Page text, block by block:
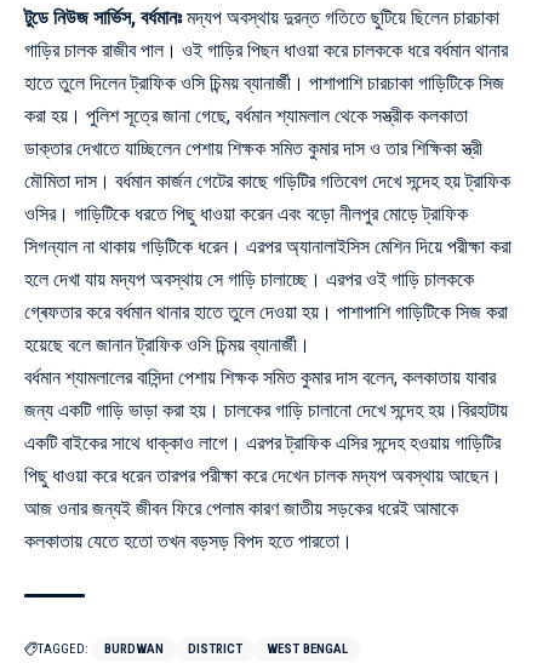
টুডে নিউজ সার্ভিস, বর্ধমানঃমদ্যপ অবস্থায় দুরন্ত গতিতে ছুটিয়ে ছিলেন চারচাকা
গাড়ির চালক রাজীব পাল। ওই গাড়ির পিছন ধাওয়া করে চালককে ধরে বর্ধমান থানার
হাতে তুলে দিলেন ট্রাফিক ওসি চিন্ময় ব্যানার্জী। পাশাপাশি চারচাকা গাড়িটিকে সিজ
করা হয়। পুলিশ সূত্রে জানা গেছে, বর্ধমান শ্যামলাল থেকে সস্ত্রীক কলকাতা
ডাক্তার দেখাতে যাচ্ছিলেন পেশায় শিক্ষক সমিত কুমার দাস ও তার শিক্ষিকা স্ত্রী
মৌমিতা দাস। বর্ধমান কার্জন গেটের কাছে গড়িটির গতিবেগ দেখে সন্দেহ হয় ট্রাফিক
ওসির। গাড়িটিকে ধরতে পিছু ধাওয়া করেন এবং বড়ো নীলপুর মোড়ে ট্রাফিক
সিগন্যাল না থাকায় গড়িটিকে ধরেন। এরপর অ্যানালাইসিস মেশিন দিয়ে পরীক্ষা করা
হলে দেখা যায় মদ্যপ অবস্থায় সে গাড়ি চালাচ্ছে। এরপর ওই গাড়ি চালককে
গ্ৰেফতার করে বর্ধমান থানার হাতে তুলে দেওয়া হয়। পাশাপাশি গাড়িটিকে সিজ করা
হয়েছে বলে জানান ট্রাফিক ওসি চিন্ময় ব্যানার্জী।
বর্ধমান শ্যামলালের বাসিন্দা পেশায় শিক্ষক সমিত কুমার দাস বলেন, কলকাতায় যাবার
জন্য একটি গাড়ি ভাড়া করা হয়। চালকের গাড়ি চালানো দেখে সন্দেহ হয়।বিরহাটায়
একটি বাইকের সাথে ধাক্কাও লাগে। এরপর ট্রাফিক এসির সন্দেহ হওয়ায় গাড়িটির
পিছু ধাওয়া করে ধরেন তারপর পরীক্ষা করে দেখেন চালক মদ্যপ অবস্থায় আছেন।
আজ ওনার জন্যই জীবন ফিরে পেলাম কারণ জাতীয় সড়কের ধরেই আমাকে
কলকাতায় যেতে হতো তখন বড়সড় বিপদ হতে পারতো।
TAGGED: BURDWAN DISTRICT WEST BENGAL